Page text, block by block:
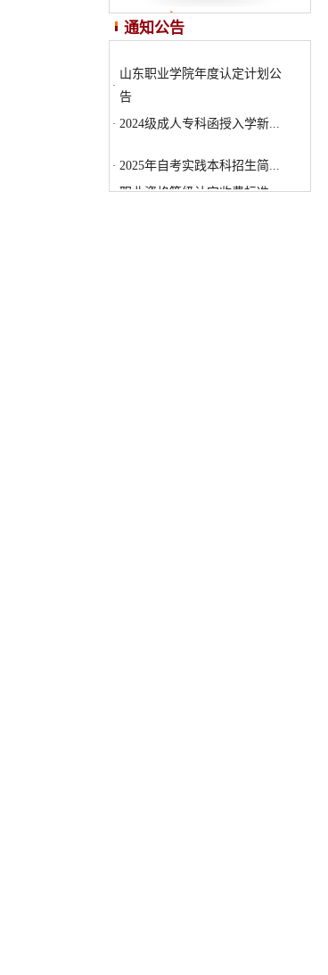
通知公告
· 2025年自考实践本科招生简...
· 职业资格等级认定收费标准
山东职业学院年度认定计划公
告
2024级成人专科函授入学新...
2025年自考实践本科招生简...
职业资格等级认定收费标准